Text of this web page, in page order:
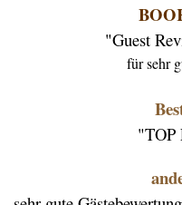
"Guest
für sehr
"TOP